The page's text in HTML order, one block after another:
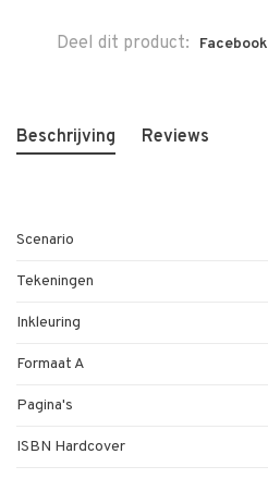
Deel dit product: Facebook
Beschrijving Reviews
Scenario
Tekeningen
Inkleuring
Formaat A
Pagina's
ISBN Hardcover